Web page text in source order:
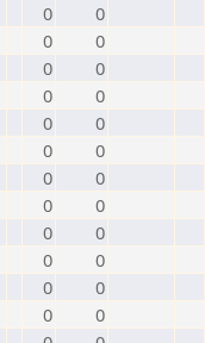
0
0
0
0
0
0
0
0
0
0
0
0
0
0
0
0
0
0
0
0
0
0
0
0